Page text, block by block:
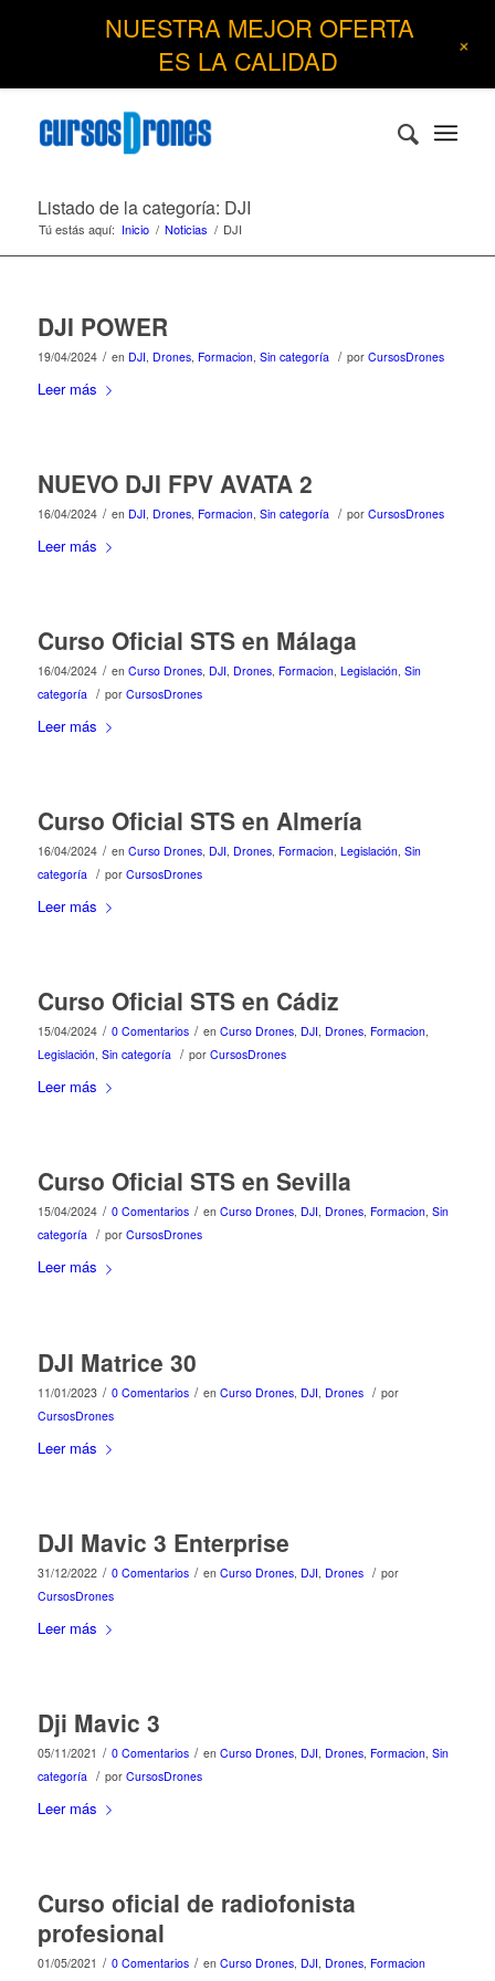
Listado de la categoría: DJI
Tú estás aquí: Inicio / Noticias / DJI
DJI POWER
19/04/2024 / en DJI, Drones, Formacion, Sin categoría / por CursosDrones
Leer más
NUEVO DJI FPV AVATA 2
16/04/2024 / en DJI, Drones, Formacion, Sin categoría / por CursosDrones
Leer más
Curso Oficial STS en Málaga
16/04/2024 / en Curso Drones, DJI, Drones, Formacion, Legislación, Sin
categoría / por CursosDrones
Leer más
Curso Oficial STS en Almería
16/04/2024 / en Curso Drones, DJI, Drones, Formacion, Legislación, Sin
categoría / por CursosDrones
Leer más
Curso Oficial STS en Cádiz
15/04/2024 / 0 Comentarios / en Curso Drones, DJI, Drones, Formacion,
Legislación, Sin categoría / por CursosDrones
Leer más
Curso Oficial STS en Sevilla
15/04/2024 / 0 Comentarios / en Curso Drones, DJI, Drones, Formacion, Sin
categoría / por CursosDrones
Leer más
DJI Matrice 30
11/01/2023 / 0 Comentarios / en Curso Drones, DJI Drones / por
CursosDrones
Leer más
DJI Mavic 3 Enterprise
31/12/2022 / 0 Comentarios / en Curso Drones, DJI Drones / por
CursosDrones
Leer más
Dji Mavic 3
05/11/2021 / 0 Comentarios / en Curso Drones, DJI Drones, Formacion, Sin
categoría / por CursosDrones
Leer más
Curso oficial de radiofonista
profesional
01/05/2021 / 0 Comentarios / en Curso Drones, DJI Drones, Formacion
NUESTRA MEJOR OFERTA
ES LA CALIDAD
+